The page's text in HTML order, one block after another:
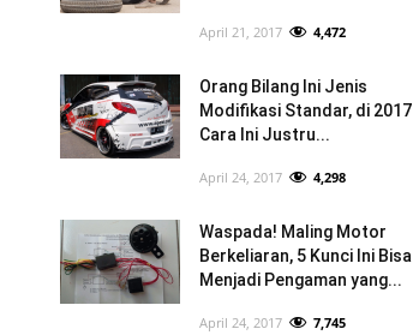
April 21, 2017 4,472
Orang Bilang Ini Jenis
Modifikasi Standar, di 2017
Cara Ini Justru...
April 24, 2017 4,298
Waspada! Maling Motor
Berkeliaran, 5 Kunci Ini Bisa
Menjadi Pengaman yang...
April 24, 2017 7,745